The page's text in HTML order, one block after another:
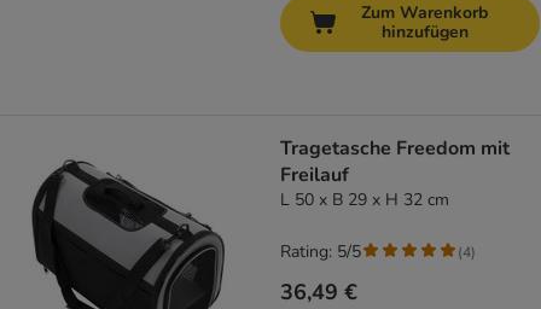
Zum Warenkorb
hinzufügen
Tragetasche Freedom mit
Freilauf
L 50 x B 29 x H 32 cm
36,49 €
Rating: 5/5 (4)